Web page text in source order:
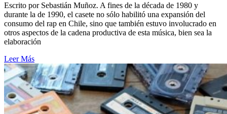
Escrito por Sebastián Muñoz. A fines de la década de 1980 y
durante la de 1990, el casete no sólo habilitó una expansión del
consumo del rap en Chile, sino que también estuvo involucrado en
otros aspectos de la cadena productiva de esta música, bien sea la
elaboración
Leer Más